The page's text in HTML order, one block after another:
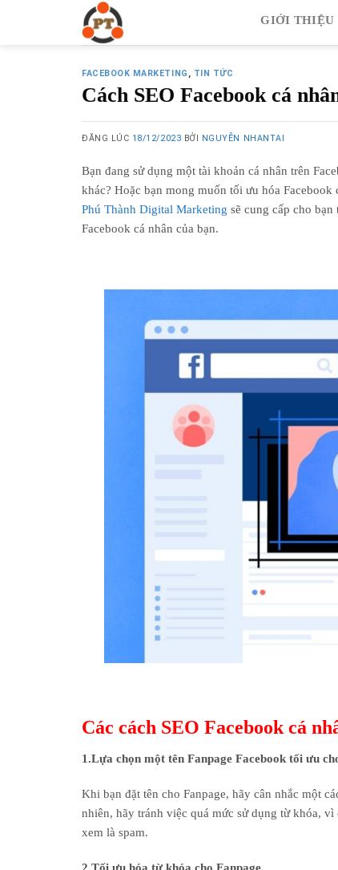
GIỚI THIỆU
FACEBOOK MARKETING , TIN TỨC
Cách SEO Facebook cá
ĐĂNG LÚC 18/12/2023 BỞI NGUYỄN NHANTAI
Bạn đang sử dụng một tài khoản cá nhân trên
khác? Hoặc bạn mong muốn tối ưu hóa
Phú Thành Digital Marketing sẽ cung cấp cho
Facebook cá nhân của bạn.
Các cách SEO Facebook cá
1.Lựa chọn một tên Fanpage Facebook tối ưu
Khi bạn đặt tên cho Fanpage, hãy cân nhắc một
nhiên, hãy tránh việc quá mức sử dụng từ khóa,
xem là spam.
2.Tối ưu hóa từ khóa cho Fanpage